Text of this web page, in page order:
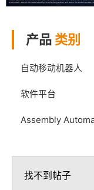
产品类别
自动移动机器人
软件平台
Assembly
找不到帖子